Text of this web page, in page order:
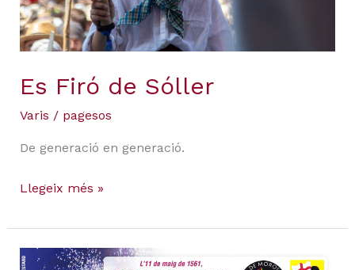
Es Firó de Sóller
Varis / pagesos
De generació en generació.
Llegeix més »
Loteria